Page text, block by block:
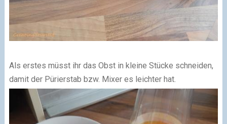
Als erstes müsst ihr das Obst in kleine Stücke schneiden,
damit der Pürierstab bzw. Mixer es leichter hat.